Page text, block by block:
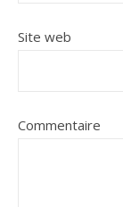
Site web
Commentaire